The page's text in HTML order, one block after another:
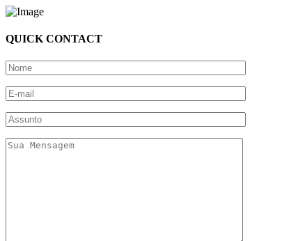
QUICK CONTACT